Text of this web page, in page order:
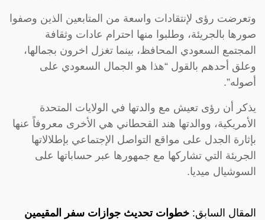
وتعرضت رؤى لإنتقادات واسعة من المتابعين الذين وصفوا
صورها بالجريئة، وطلبوا منها احترام عادات وثقافة
المجتمع السعودي المحافظ، بينما تغزل اخرون بجمالها،
وعلق أحدهم بالقول “هذا هو الجمال السعودي على
أصوله”.
يذكر أن رؤى تعيش مع والدتها في الولايات المتحدة
الأمريكية، ووالدتها هند القحطاني هي الأخرى معروفاً عنها
بإثارة الجدل على مواقع التواصل الإجتماعي بإطلالاتها
الجريئة التي تشاركها مع جمهورها عبر حساباتها على
السوشيال ميديا.
المقال السابق: خطوات تحديث جوازات سفر المقيمين